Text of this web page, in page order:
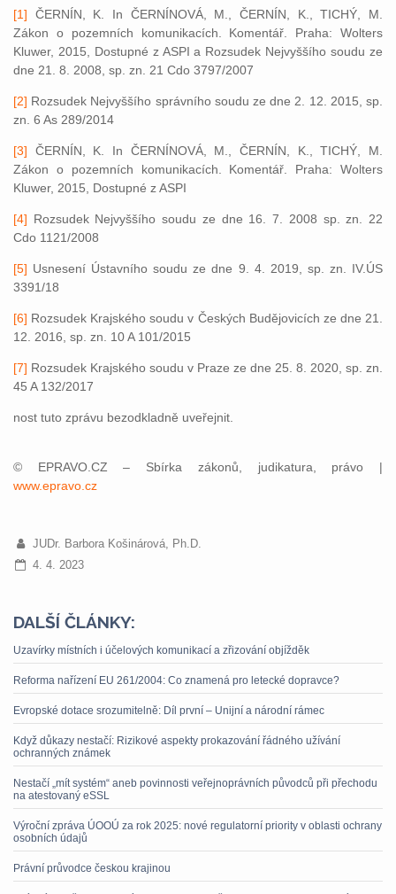
[1] ČERNÍN, K. In ČERNÍNOVÁ, M., ČERNÍN, K., TICHÝ, M.
Zákon o pozemních komunikacích. Komentář. Praha: Wolters
Kluwer, 2015, Dostupné z ASPI a Rozsudek Nejvyššího soudu ze
dne 21. 8. 2008, sp. zn. 21 Cdo 3797/2007
[2] Rozsudek Nejvyššího správního soudu ze dne 2. 12. 2015, sp.
zn. 6 As 289/2014
[3] ČERNÍN, K. In ČERNÍNOVÁ, M., ČERNÍN, K., TICHÝ, M.
Zákon o pozemních komunikacích. Komentář. Praha: Wolters
Kluwer, 2015, Dostupné z ASPI
[4] Rozsudek Nejvyššího soudu ze dne 16. 7. 2008 sp. zn. 22
Cdo 1121/2008
[5] Usnesení Ústavního soudu ze dne 9. 4. 2019, sp. zn. IV.ÚS
3391/18
[6] Rozsudek Krajského soudu v Českých Budějovicích ze dne 21.
12. 2016, sp. zn. 10 A 101/2015
[7] Rozsudek Krajského soudu v Praze ze dne 25. 8. 2020, sp. zn.
45 A 132/2017
nost tuto zprávu bezodkladně uveřejnit.
© EPRAVO.CZ – Sbírka zákonů, judikatura, právo |
www.epravo.cz
JUDr. Barbora Košinárová, Ph.D.
4. 4. 2023
DALŠÍ ČLÁNKY:
Uzavírky místních i účelových komunikací a zřizování objížděk
Reforma nařízení EU 261/2004: Co znamená pro letecké dopravce?
Evropské dotace srozumitelně: Díl první – Unijní a národní rámec
Když důkazy nestačí: Rizikové aspekty prokazování řádného užívání
ochranných známek
Nestačí „mít systém“ aneb povinnosti veřejnoprávních původců při přechodu
na atestovaný eSSL
Výroční zpráva ÚOOÚ za rok 2025: nové regulatorní priority v oblasti ochrany
osobních údajů
Právní průvodce českou krajinou